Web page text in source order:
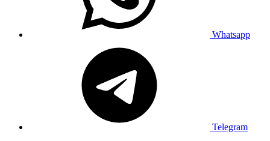
Whatsapp
Telegram